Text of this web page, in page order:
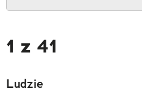
1 z 41
Ludzie